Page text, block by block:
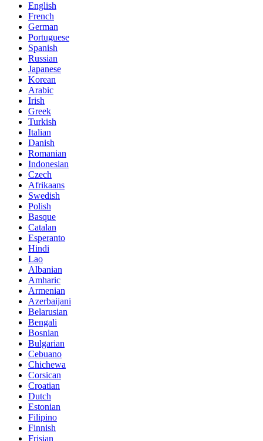
English
French
German
Portuguese
Spanish
Russian
Japanese
Korean
Arabic
Irish
Greek
Turkish
Italian
Danish
Romanian
Indonesian
Czech
Afrikaans
Swedish
Polish
Basque
Catalan
Esperanto
Hindi
Lao
Albanian
Amharic
Armenian
Azerbaijani
Belarusian
Bengali
Bosnian
Bulgarian
Cebuano
Chichewa
Corsican
Croatian
Dutch
Estonian
Filipino
Finnish
Frisian